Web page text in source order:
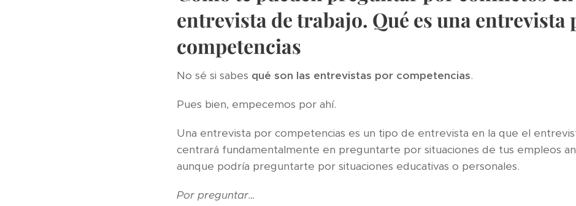
entrevista de trabajo. Qué es una entrevista
competencias
No sé si sabes qué son las entrevistas por competencias.
Pues bien, empecemos por ahí.
Una entrevista por competencias es un tipo de entrevista en la que el
centrará fundamentalmente en preguntarte por situaciones de tus empleos
aunque podría preguntarte por situaciones educativas o personales.
Por preguntar…